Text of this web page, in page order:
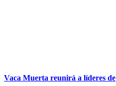
Vaca Muerta reunirá a líderes de